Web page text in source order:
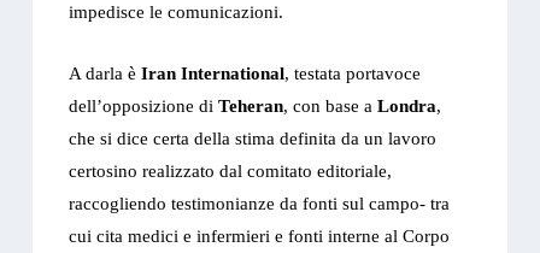
impedisce le comunicazioni.
A darla èIran International, testata portavoce
dell’opposizione diTeheran, con base aLondra,
che si dice certa della stima definita da un lavoro
certosino realizzato dal comitato editoriale,
raccogliendo testimonianze da fonti sul campo- tra
cui cita medici e infermieri e fonti interne al Corpo